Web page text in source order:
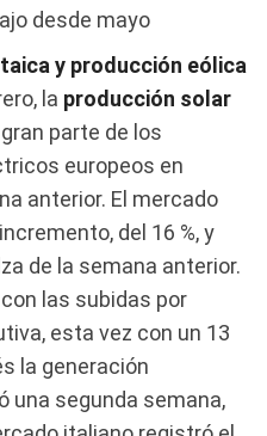
desde mayo
y producción eólica
la producción solar
parte de los
europeos en
anterior. El mercado
del 16 %, y
de la semana anterior.
las subidas por
esta vez con un 13
la generación
una segunda semana,